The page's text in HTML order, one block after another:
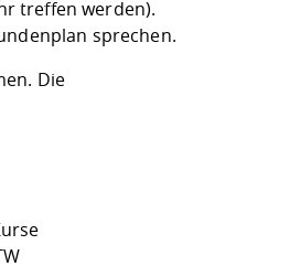
treffen werden).
sprechen.
Die